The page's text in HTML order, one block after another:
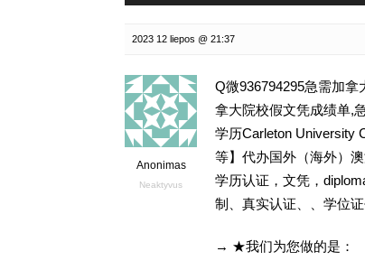
2023 12 liepos @ 21:37
Anonimas
Neaktyvus
Q微936794295急需加
拿大院校假文凭成绩单,
学历Carleton University
等】代办国外（海外）
学历认证，文凭，
制、真实认证、、学位
→ ★我们为您做的是：